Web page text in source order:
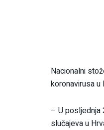
Nacionalni
koronavirusa u
– U posljednja
slučajeva u